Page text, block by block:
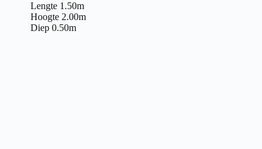
Lengte 1.50m
Hoogte 2.00m
Diep 0.50m